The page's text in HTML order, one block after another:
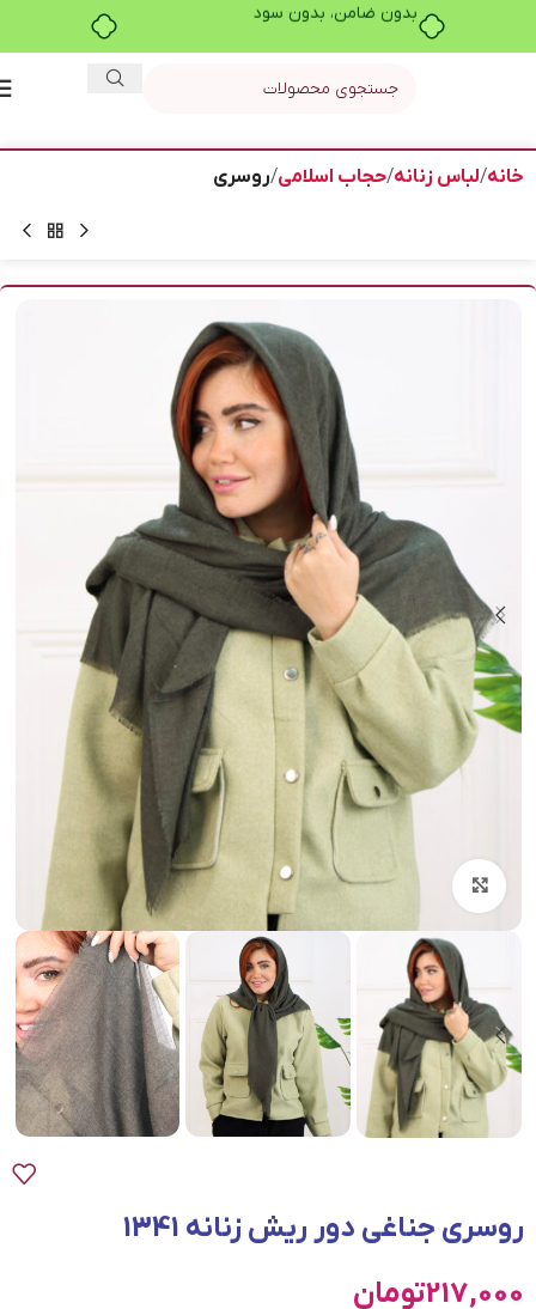
بدون ضامن، بدون سود
خانه لباس زنانه حجاب اسلامی روسری
بزرگنمایی تصویر
روسری جناغی دور ریش زنانه 1341
217,000تومان